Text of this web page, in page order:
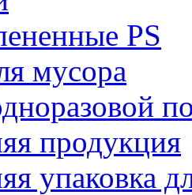
PS
мусора
продукция
упаковка